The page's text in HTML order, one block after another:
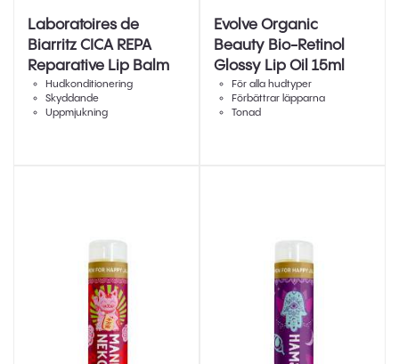
Laboratoires de
Biarritz CICA REPA
Reparative Lip Balm
15mlHudkonditionering
Skyddande
Uppmjukning
Evolve Organic
Beauty Bio-Retinol
Glossy Lip Oil 15ml
För alla hudtyper
Förbättrar läpparna
Tonad